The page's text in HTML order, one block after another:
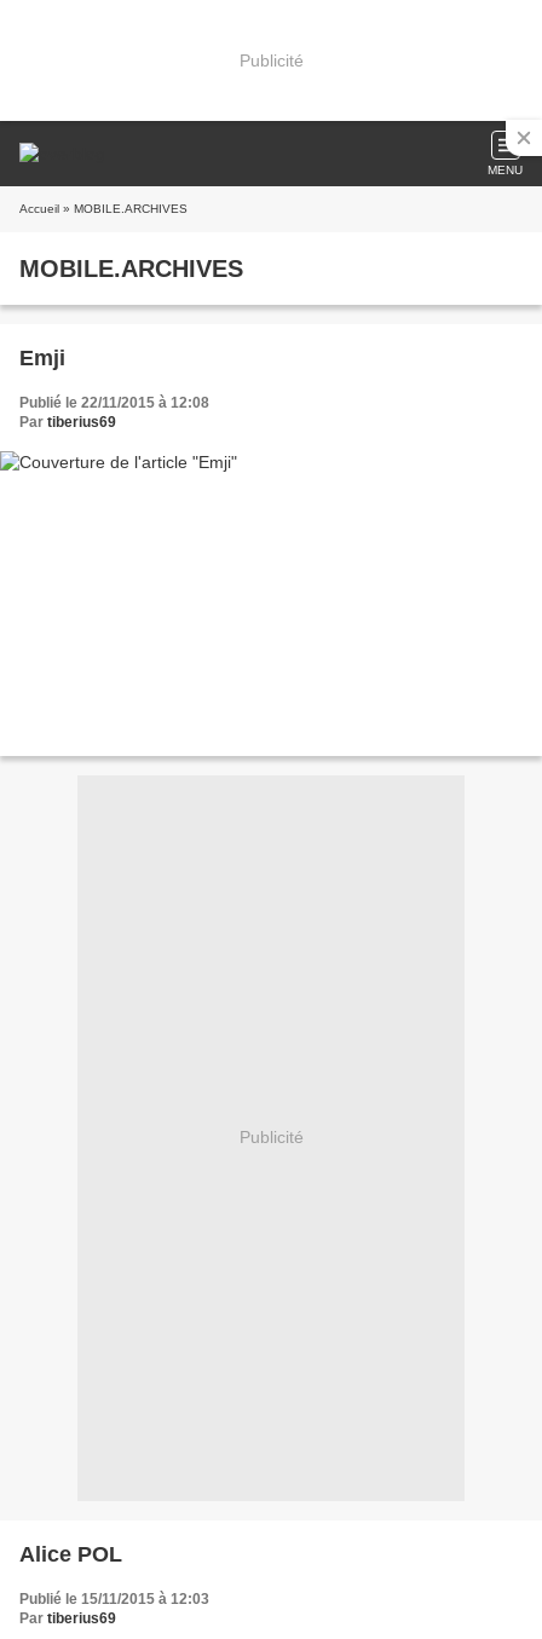
Publicité
MENU
Accueil » MOBILE.ARCHIVES
MOBILE.ARCHIVES
Emji
Publié le 22/11/2015 à 12:08
Par tiberius69
Publicité
Alice POL
Publié le 15/11/2015 à 12:03
Par tiberius69